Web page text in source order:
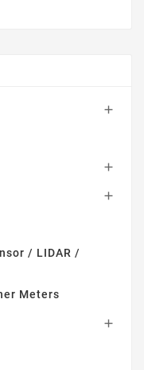



/ LIDAR /
Meters
